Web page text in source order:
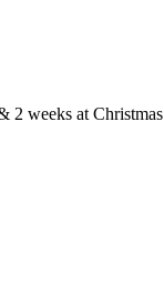
2 weeks at Christmas